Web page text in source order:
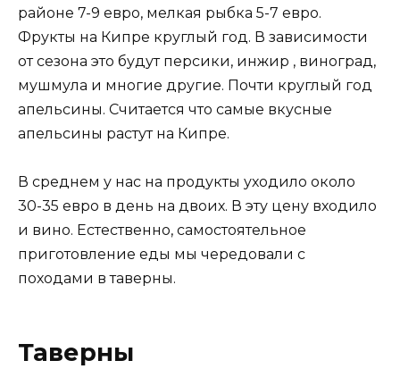
районе 7-9 евро, мелкая рыбка 5-7 евро.
Фрукты на Кипре круглый год. В зависимости
от сезона это будут персики, инжир , виноград,
мушмула и многие другие. Почти круглый год
апельсины. Считается что самые вкусные
апельсины растут на Кипре.
В среднем у нас на продукты уходило около
30-35 евро в день на двоих. В эту цену входило
и вино. Естественно, самостоятельное
приготовление еды мы чередовали с
походами в таверны.
Таверны